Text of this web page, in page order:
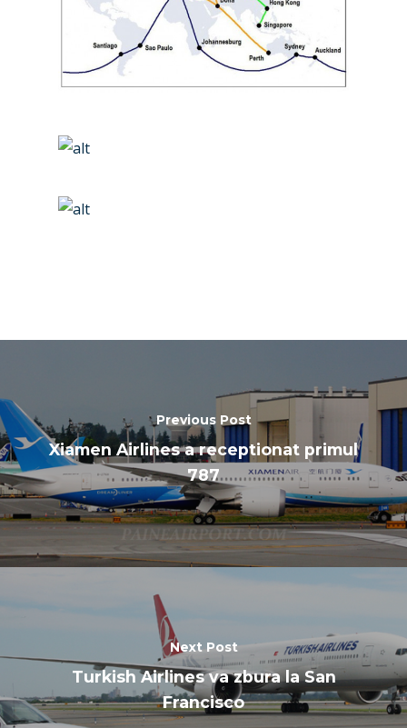
Previous Post
Xiamen Airlines a receptionat primul
787
Next Post
Turkish Airlines va zbura la San
Francisco